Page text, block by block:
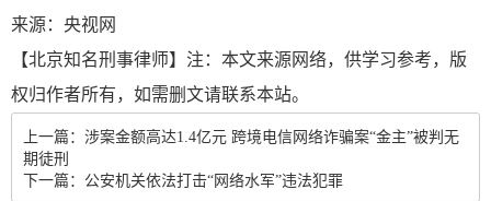
来源：央视网
【北京知名刑事律师】注：本文来源网络，供学习参考，版
权归作者所有，如需删文请联系本站。
上一篇：涉案金额高达1.4亿元 跨境电信网络诈骗案“金主”被判无
期徒刑
下一篇：公安机关依法打击“网络水军”违法犯罪